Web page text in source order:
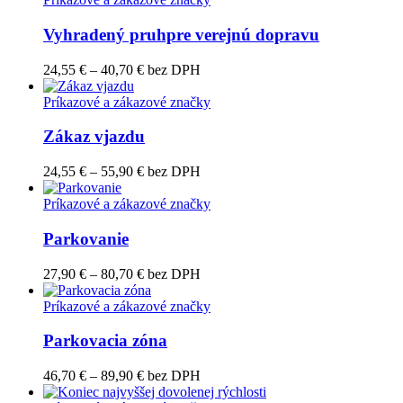
40,70 €
Vyhradený pruhpre verejnú dopravu
24,55 € – 40,70 €Price
24,55 €
40,70 €
bez DPH
Príkazové a zákazové značky
Zákaz vjazdu
24,55 € – 55,90 €Price
24,55 €
bez DPH
Príkazové a zákazové značky
Parkovanie
27,90 € – 80,70 €Price
range:
27,90 €
80,70 €
bez DPH
Príkazové a zákazové značky
Parkovacia zóna
46,70 € – 89,90 €Price
range:
bez DPH